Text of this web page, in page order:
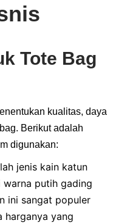
Tote Bag
kualitas, daya
Berikut adalah
digunakan:
jenis kain katun
warna putih gading
ini sangat populer
harganya yang